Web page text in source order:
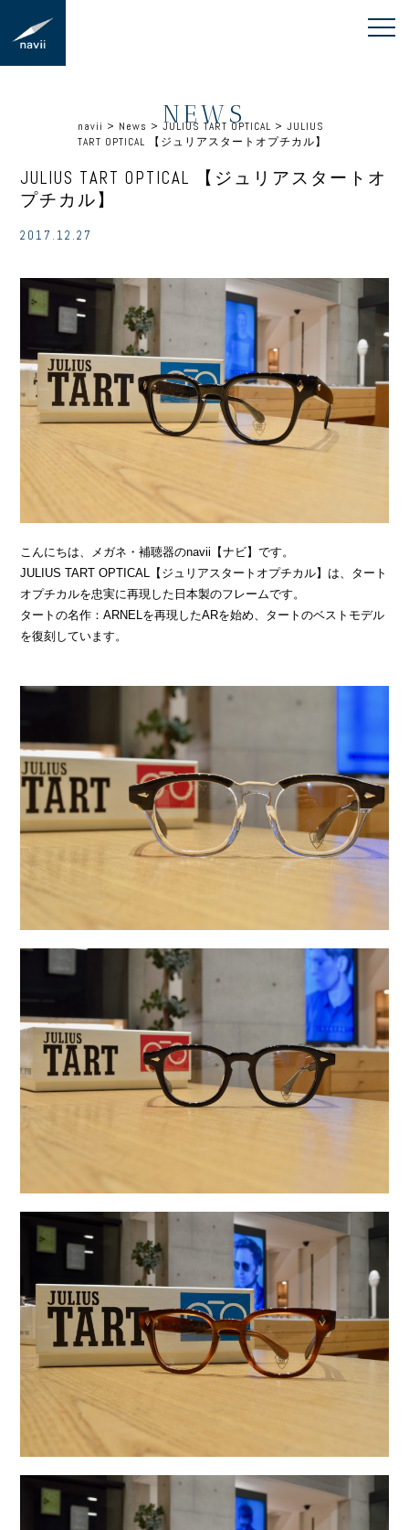
navii > News >JULIUS TART OPTICAL >JULIUS
TART OPTICAL 【ジュリアスタートオプチカル】
NEWS
JULIUS TART OPTICAL 【ジュリアスタートオ
プチカル】
2017.12.27
こんにちは、メガネ・補聴器のnavii【ナビ】です。
JULIUS TART OPTICAL【ジュリアスタートオプチカル】は、タート
オプチカルを忠実に再現した日本製のフレームです。
タートの名作：ARNELを再現したARを始め、タートのベストモデル
を復刻しています。